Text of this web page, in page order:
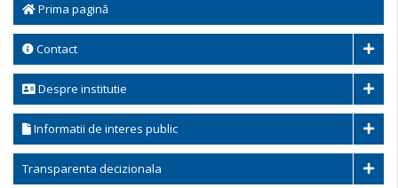
Prima pagină
Contact
Despre institutie
Informatii de interes public
Transparenta decizionala